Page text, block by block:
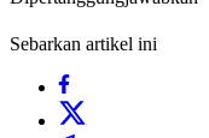
Sebarkan artikel ini